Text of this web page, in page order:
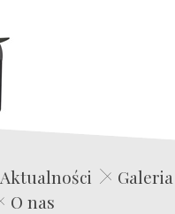
Edwin Film Agencja Aktorska
Aktualności
Galeria
O nas